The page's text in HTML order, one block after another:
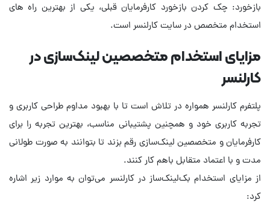
بازخورد: چک کردن بازخورد کارفرمایان قبلی، یکی از بهترین راه های
استخدام متخصص در سایت کارلنسر است.
مزایای استخدام متخصصین لینک‌سازی در
کارلنسر
پلتفرم کارلنسر همواره در تلاش است تا با بهبود مداوم طراحی کاربری و
تجربه کاربری خود و همچنین پشتیبانی مناسب، بهترین تجربه را برای
کارفرمایان و متخصصین لینک‌سازی رقم بزند تا بتوانند به صورت طولانی
مدت و با اعتماد متقابل باهم کار کنند.
از مزایای استخدام بک‌لینک‌ساز در کارلنسر می‌توان به موارد زیر اشاره
کرد: